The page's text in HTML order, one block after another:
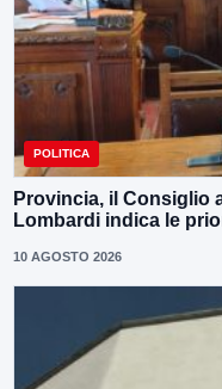
POLITICA
Provincia, il Consiglio
Lombardi indica le
10 AGOSTO 2026